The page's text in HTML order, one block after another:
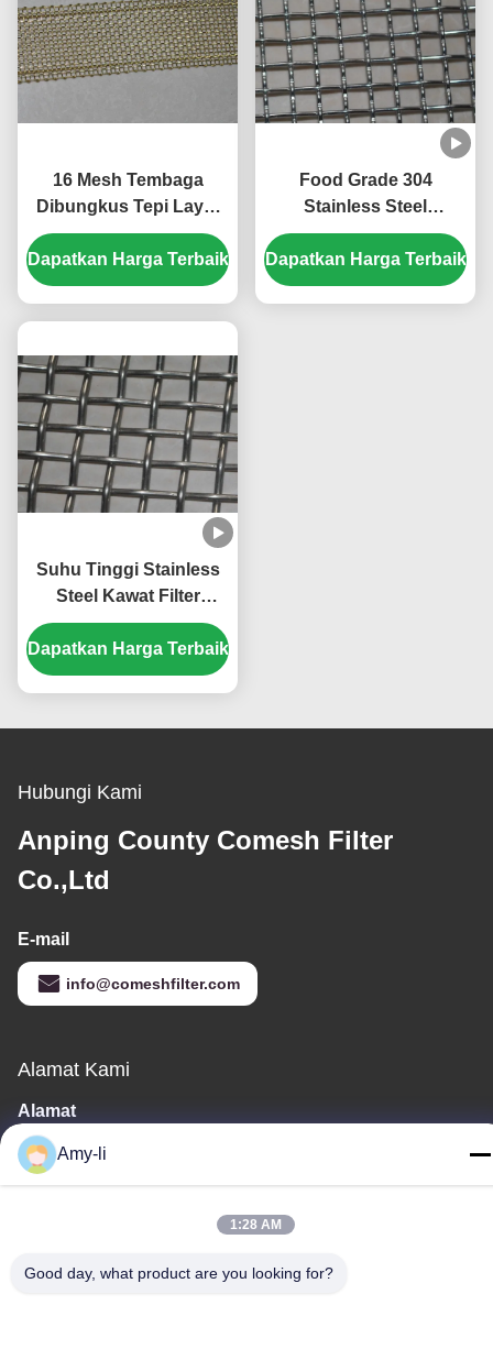
16 Mesh Tembaga
Dibungkus Tepi Layar
Stainless Steel Wire
Mesh Lebar 40mm
Dapatkan Harga Terbaik
Food Grade 304
Stainless Steel
Anyaman Crimped Wire
Filter Speaker Grill
Layar Mesh untuk
Dapatkan Harga Terbaik
Suhu Tinggi Stainless
Steel Kawat Filter
Anyaman Berkerut BBQ
Barbekyu Dilas Mesh
Saringan Tahan Air
Dapatkan Harga Terbaik
Hubungi Kami
Anping County Comesh Filter
Co.,Ltd
E-mail
info@comeshfilter.com
Alamat Kami
Alamat
Basis Industri, Selatan Anping, Hengshui, Hebei, PR China.
Telp
Amy-li
1:28 AM
Good day, what product are you looking for?